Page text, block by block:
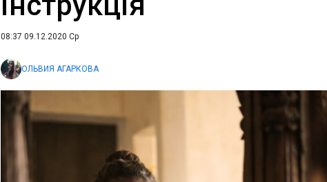
08:37 09.12.2020 Ср
ОЛЬВИЯ АГАРКОВА